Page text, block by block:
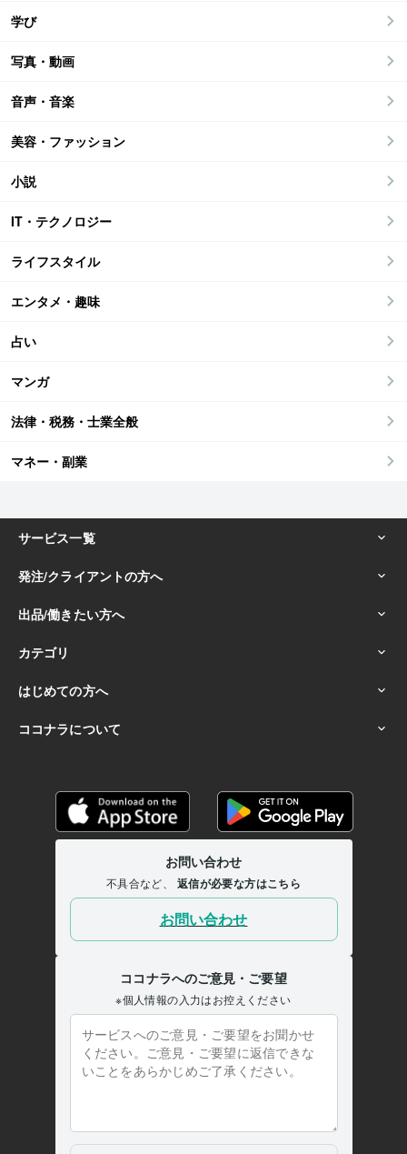
学び
写真・動画
音声・音楽
美容・ファッション
小説
IT・テクノロジー
ライフスタイル
エンタメ・趣味
占い
マンガ
法律・税務・士業全般
マネー・副業